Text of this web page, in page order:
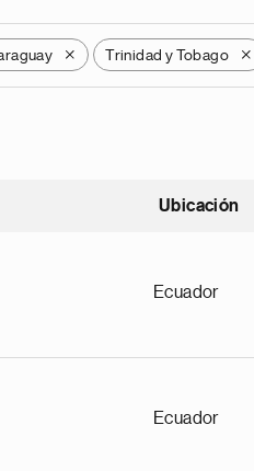
X Trinidad y Tobago X
Ubicación
Ecuador
Ecuador